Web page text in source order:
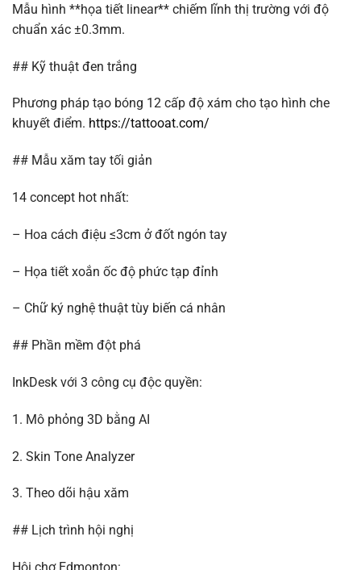
Mẫu hình **họa tiết linear** chiếm lĩnh thị trường với độ
chuẩn xác ±0.3mm.
## Kỹ thuật đen trắng
Phương pháp tạo bóng 12 cấp độ xám cho tạo hình che
khuyết điểm. https://tattooat.com/
## Mẫu xăm tay tối giản
14 concept hot nhất:
– Hoa cách điệu ≤3cm ở đốt ngón tay
– Họa tiết xoắn ốc độ phức tạp đỉnh
– Chữ ký nghệ thuật tùy biến cá nhân
## Phần mềm đột phá
InkDesk với 3 công cụ độc quyền:
1. Mô phỏng 3D bằng AI
2. Skin Tone Analyzer
3. Theo dõi hậu xăm
## Lịch trình hội nghị